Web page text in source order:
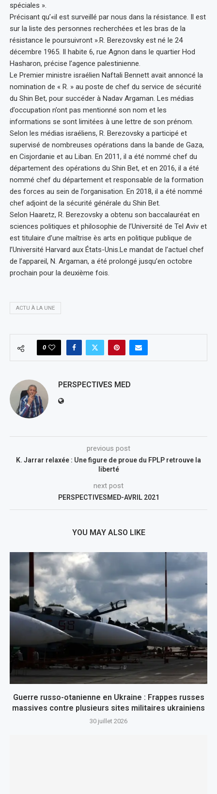
spéciales ».
Précisant qu’«il est surveillé par nous dans la résistance. Il est
sur la liste des personnes recherchées et les bras de la
résistance le poursuivront ».R. Berezovsky est né le 24
décembre 1965. Il habite 6, rue Agnon dans le quartier Hod
Hasharon, précise l’agence palestinienne.
Le Premier ministre israélien Naftali Bennett avait annoncé la
nomination de « R. » au poste de chef du service de sécurité
du Shin Bet, pour succéder à Nadav Argaman. Les médias
d’occupation n’ont pas mentionné son nom et les
informations se sont limitées à une lettre de son prénom.
Selon les médias israéliens, R. Berezovsky a participé et
supervisé de nombreuses opérations dans la bande de Gaza,
en Cisjordanie et au Liban. En 2011, il a été nommé chef du
département des opérations du Shin Bet, et en 2016, il a été
nommé chef du département et responsable de la formation
des forces au sein de l’organisation. En 2018, il a été nommé
chef adjoint de la sécurité générale du Shin Bet.
Selon Haaretz, R. Berezovsky a obtenu son baccalauréat en
sciences politiques et philosophie de l’Université de Tel Aviv et
est titulaire d’une maîtrise ès arts en politique publique de
l’Université Harvard aux États-Unis.Le mandat de l’actuel chef
de l’appareil, N. Argaman, a été prolongé jusqu’en octobre
prochain pour la deuxième fois.
ACTU À LA UNE
0
PERSPECTIVES MED
previous post
K. Jarrar relaxée : Une figure de proue du FPLP retrouve la
liberté
next post
PERSPECTIVESMED-AVRIL 2021
YOU MAY ALSO LIKE
Guerre russo-otanienne en Ukraine : Frappes russes
massives contre plusieurs sites militaires ukrainiens
30 juillet 2026